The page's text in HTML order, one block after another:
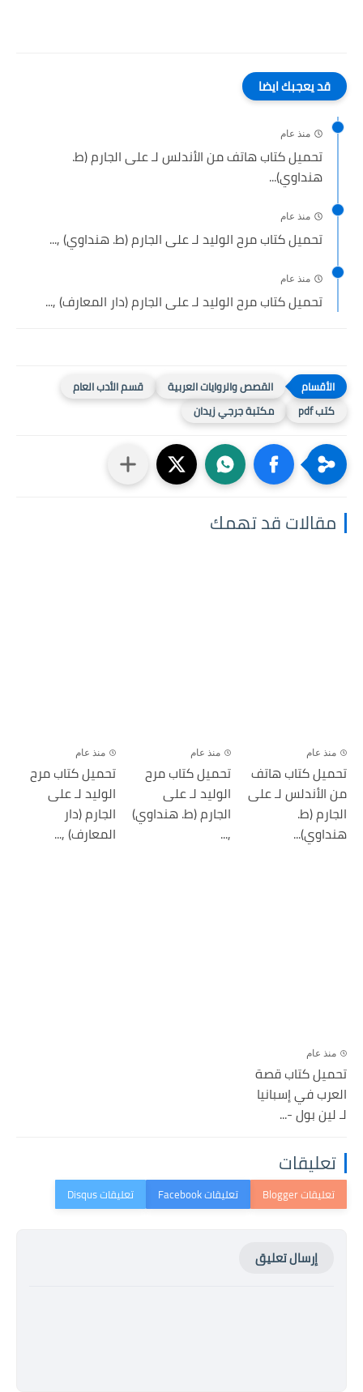
قد يعجبك ايضا
منذ عام
تحميل كتاب هاتف من الأندلس لـ على الجارم (ط.
هنداوي)...
منذ عام
تحميل كتاب مرح الوليد لـ على الجارم (ط. هنداوي) ,...
منذ عام
تحميل كتاب مرح الوليد لـ على الجارم (دار المعارف) ,...
القصص والروايات العربية
قسم الأدب العام
كتب pdf
مكتبة جرجي زيدان
مقالات قد تهمك
منذ عام
تحميل كتاب هاتف
من الأندلس لـ على
الجارم (ط.
هنداوي)...
منذ عام
تحميل كتاب مرح
الوليد لـ على
الجارم (ط. هنداوي)
,...
منذ عام
تحميل كتاب مرح
الوليد لـ على
الجارم (دار
المعارف) ,...
منذ عام
تحميل كتاب قصة
العرب في إسبانيا
لـ لين بول -...
تعليقات
إرسال تعليق